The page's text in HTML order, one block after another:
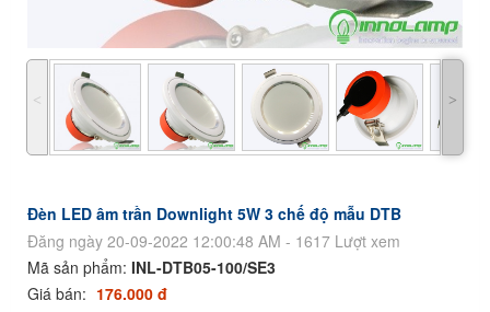
˂ ˃
Đèn LED âm trần Downlight 5W 3 chế độ mẫu DTB
Đăng ngày 20-09-2022 12:00:48 AM - 1617 Lượt xem
Mã sản phẩm: INL-DTB05-100/SE3
Giá bán: 176.000 đ